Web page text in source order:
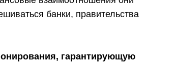
банки, правительства
гарантирующую